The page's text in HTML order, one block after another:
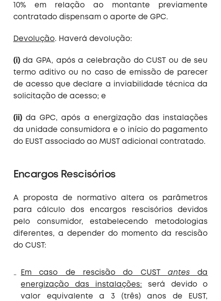
10% em relação ao montante previamente
contratado dispensam o aporte de GPC.
Devolução. Haverá devolução:
(i)da GPA, após a celebração do CUST ou de seu
termo aditivo ou no caso de emissão de parecer
de acesso que declare a inviabilidade técnica da
solicitação de acesso; e
(ii)da GPC, após a energização das instalações
da unidade consumidora e o início do pagamento
do EUST associado ao MUST adicional contratado.
Encargos Rescisórios
A proposta de normativo altera os parâmetros
para cálculo dos encargos rescisórios devidos
pelo consumidor, estabelecendo metodologias
diferentes, a depender do momento da rescisão
do CUST:
Em caso de rescisão do CUSTantes da
energização das instalações: será devido o
valor equivalente a 3 (três) anos de EUST,